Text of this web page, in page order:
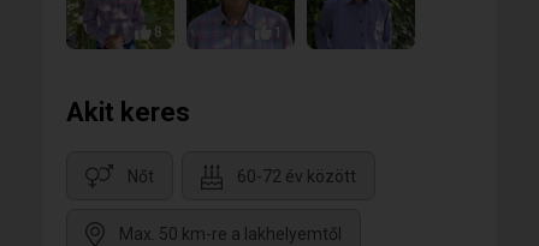
8 1
Akit keres
Nőt 60-72 év között
Max. 50 km-re a lakhelyemtől